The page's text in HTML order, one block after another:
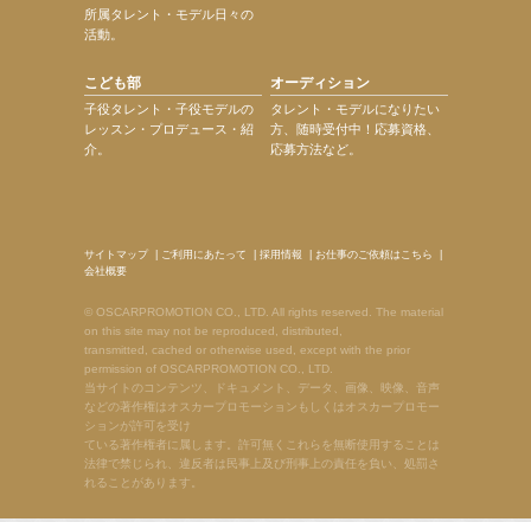
所属タレント・モデル日々の
活動。
こども部
子役タレント・子役モデルの
レッスン・プロデュース・紹
介。
オーディション
タレント・モデルになりたい
方、随時受付中！応募資格、
応募方法など。
サイトマップ| ご利用にあたって 採用情報 お仕事のご依頼はこちら
会社概要
© OSCARPROMOTION CO., LTD. All rights reserved. The material
on this site may not be reproduced, distributed,
transmitted, cached or otherwise used, except with the prior
permission of OSCARPROMOTION CO., LTD.
当サイトのコンテンツ、ドキュメント、データ、画像、映像、音声
などの著作権はオスカープロモーションもしくはオスカープロモー
ションが許可を受け
ている著作権者に属します。許可無くこれらを無断使用することは
法律で禁じられ、違反者は民事上及び刑事上の責任を負い、処罰さ
れることがあります。